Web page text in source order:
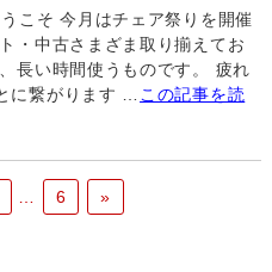
こそ 今月はチェア祭りを開催
・中古さまざま取り揃えてお
長い時間使うものです。 疲れ
に繋がります …
この記事を読
6 »